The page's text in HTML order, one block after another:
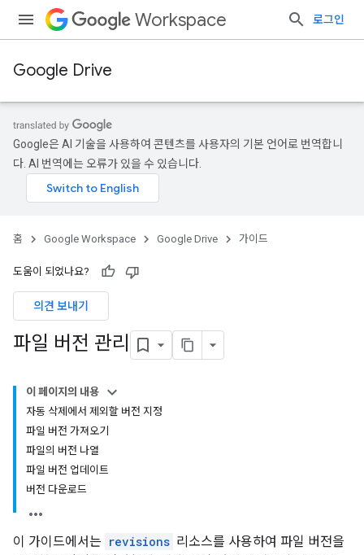
Workspace 로그인
Google Drive
Google은 AI 기술을 사용하여 콘텐츠를 사용자의 기본 언어로 번역합니
다. AI 번역에는 오류가 있을 수 있습니다.
홈 Google Workspace Google Drive 가이드
도움이 되었나요?
의견 보내기
파일 버전 관리
이 페이지의 내용
자동 삭제에서 제외할 버전 지정
파일 버전 가져오기
파일의 버전 나열
파일 버전 업데이트
버전 다운로드
이 가이드에서는 revisions 리소스를 사용하여 파일 버전을